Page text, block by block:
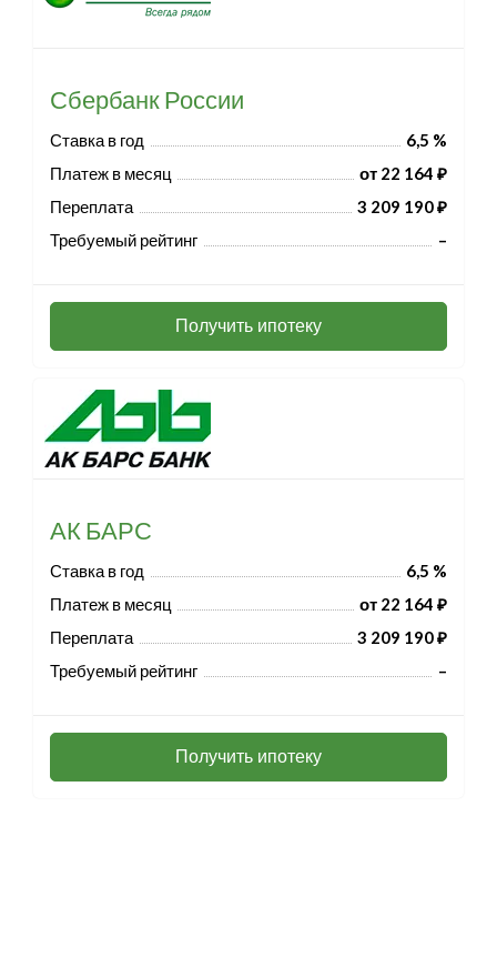
Сбербанк России
Ставка в год
6,5 %
Платеж в месяц
от 22 164 ₽
Переплата
3 209 190 ₽
Требуемый рейтинг
–
Получить ипотеку
АК БАРС
Ставка в год
6,5 %
Платеж в месяц
от 22 164 ₽
Переплата
3 209 190 ₽
Требуемый рейтинг
–
Получить ипотеку